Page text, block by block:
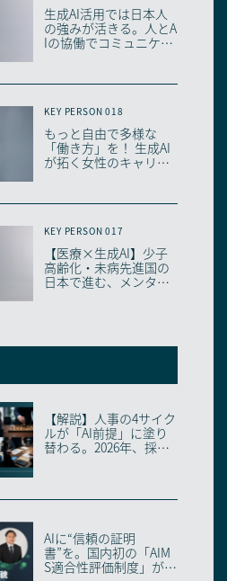
生成AI活用では日本人
の強みが活きる。人とA
Iの協働でコミュニケー
KEY PERSON 018
もっと自由で多様な
「働き⽅」を！ 生成AI
が拓く女性のキャリア
KEY PERSON 017
【医療×生成AI】少子
高齢化・未病先進国の
日本で進む、メンタル
【解説】人事の4サイク
ルが「AI前提」に塗り
替わる。2026年、採
AIに“信頼の証明
書”を。国内初の「AIM
S適合性評価制度」が始